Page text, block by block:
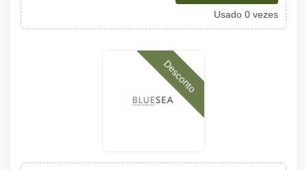
Usado 0 vezes
Desconto